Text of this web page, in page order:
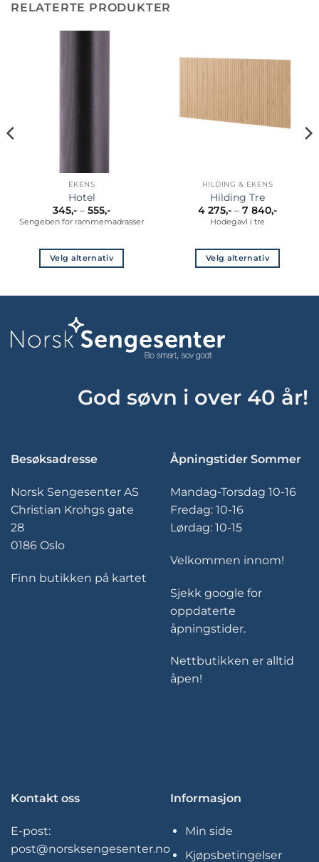
RELATERTE PRODUKTER
EKENS
Hotel
345,- – 555,-Prisområde:
345,-
til
Sengeben for rammemadrasser
Velg alternativ
varianter.
Alternativene
på
produktsiden
HILDING & EKENS
Hilding Tre
4 275,- – 7 840,-
7
Hodegavl i tre
Velg alternativ
på
produktsiden
God søvn i over 40 år!
Besøksadresse
Norsk Sengesenter AS
Christian Krohgs gate
28
0186 Oslo
Finn butikken på kartet
Åpningstider Sommer
Mandag-Torsdag 10-16
Fredag: 10-16
Lørdag: 10-15
Velkommen innom!
Sjekk google for
oppdaterte
åpningstider.
Nettbutikken er alltid
åpen!
Kontakt oss
E-post:
post@norsksengesenter.no
Informasjon
Min side
Kjøpsbetingelser